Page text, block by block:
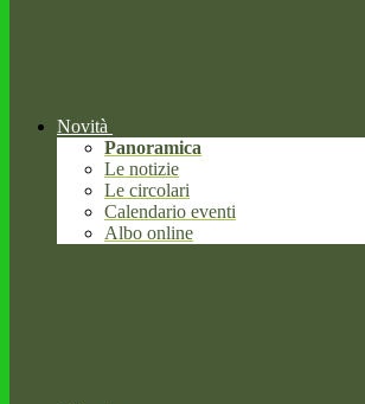
Novità
Panoramica
Le notizie
Le circolari
Calendario eventi
Albo online